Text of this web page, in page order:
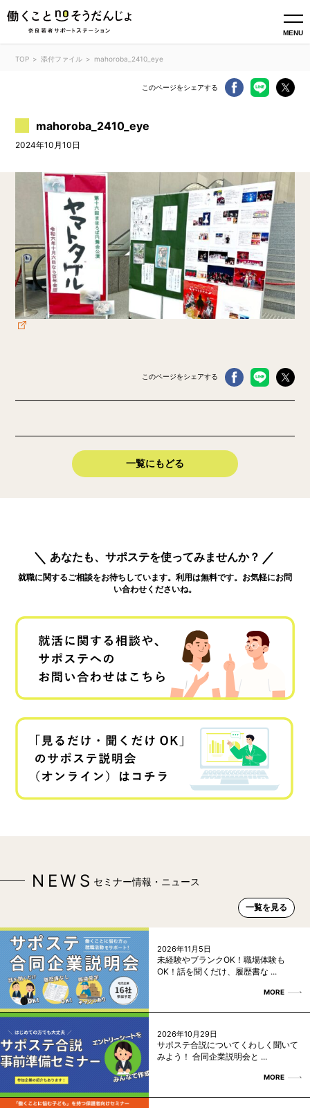
MENU
TOP 添付ファイル mahoroba_2410_eye
このページをシェアする
mahoroba_2410_eye
2024年10月10日
このページをシェアする
一覧にもどる
あなたも、サポステを使ってみませんか？
就職に関するご相談をお待ちしています。利用は無料です。お気軽にお問
い合わせくださいね。
NEWS セミナー情報・ニュース
一覧を見る
2026年11月5日
未経験やブランクOK！職場体験も
OK！話を聞くだけ、履歴書な ...
MORE
2026年10月29日
サポステ合説についてくわしく聞いて
みよう！ 合同企業説明会と ...
MORE